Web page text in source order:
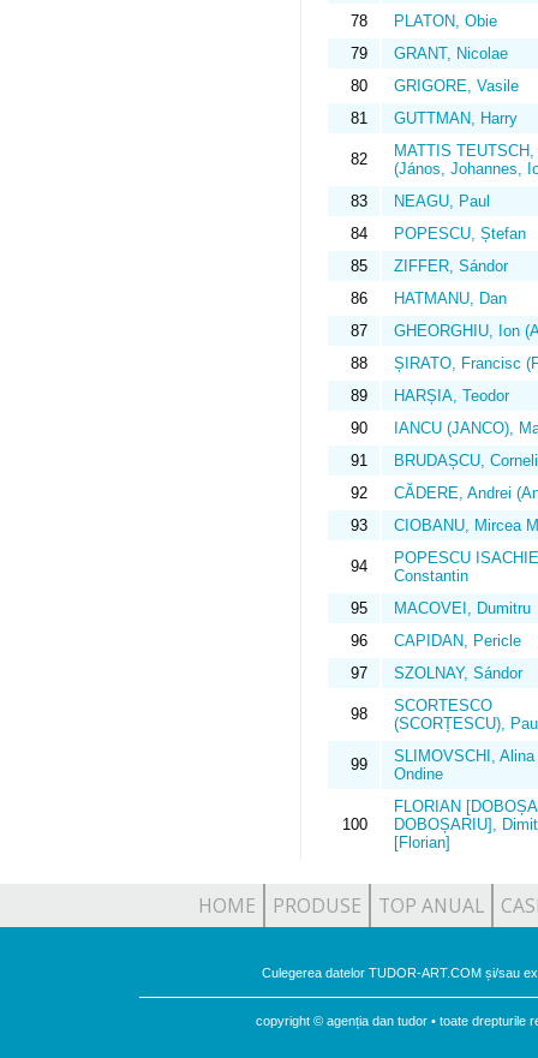
78
PLATON, Obie
79
GRANT, Nicolae
80
GRIGORE, Vasile
81
GUTTMAN, Harry
82
MATTIS
(János, Johannes,
83
NEAGU, Paul
84
POPESCU, Ștefan
85
ZIFFER, Sándor
86
HATMANU, Dan
87
GHEORGHIU, Ion
88
ȘIRATO, Francisc
89
HARȘIA, Teodor
90
IANCU (JANCO),
91
BRUDAȘCU,
92
CĂDERE, Andrei
93
CIOBANU, Mircea
94
POPESCU
Constantin
95
MACOVEI, Dumitru
96
CAPIDAN, Pericle
97
SZOLNAY, Sándor
98
SCORTESCO
(SCORȚESCU),
99
SLIMOVSCHI, Alina
Ondine
100
FLORIAN
DOBOȘARIU],
[Florian]
HOME PRODUSE TOP ANUAL
Culegerea datelor TUDOR-ART.COM și/sau
copyright © agenția dan tudor • toate drepturile